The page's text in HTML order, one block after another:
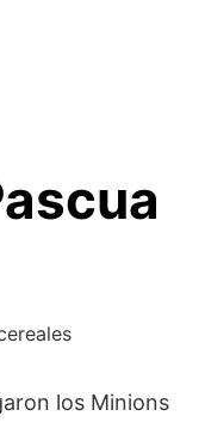
los Minions